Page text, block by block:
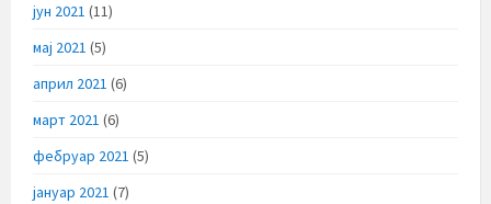
јун 2021 (11)
мај 2021 (5)
април 2021 (6)
март 2021 (6)
фебруар 2021 (5)
јануар 2021 (7)